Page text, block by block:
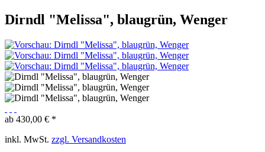
Dirndl "Melissa", blaugrün, Wenger
ab 430,00 € *
inkl. MwSt. zzgl. Versandkosten